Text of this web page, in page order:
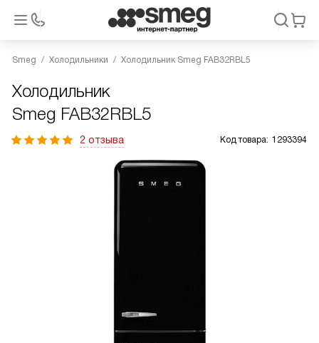
Smeg Холодильники Холодильник Smeg FAB32RBL5
Холодильник
Smeg FAB32RBL5
2 отзыва Код товара: 1293394